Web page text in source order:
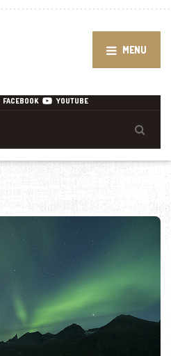
MENU
FACEBOOK YOUTUBE